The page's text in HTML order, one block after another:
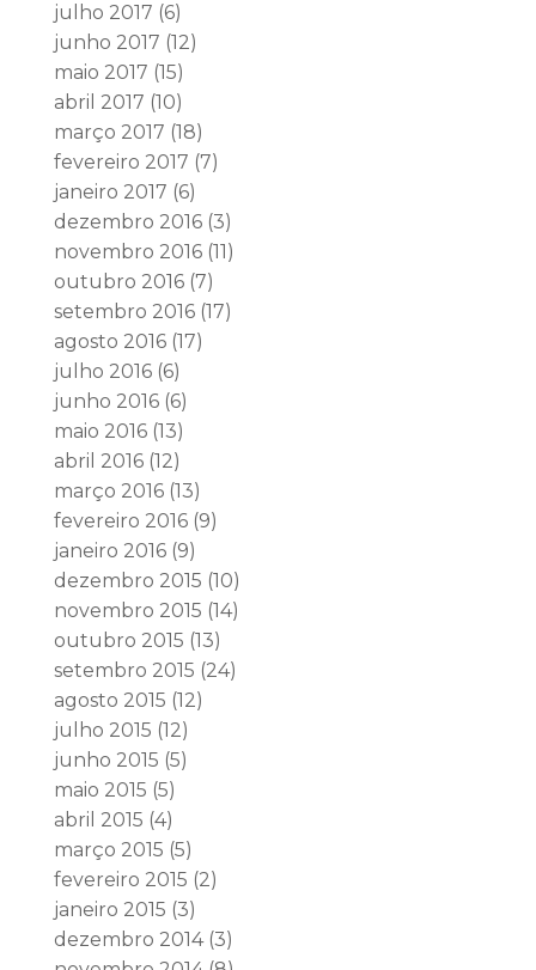
julho 2017 (6)
junho 2017 (12)
maio 2017 (15)
abril 2017 (10)
março 2017 (18)
fevereiro 2017 (7)
janeiro 2017 (6)
dezembro 2016(3)
novembro 2016(11)
outubro 2016(7)
setembro 2016(17)
agosto 2016(17)
julho 2016(6)
junho 2016(6)
maio 2016(13)
abril 2016(12)
março 2016(13)
fevereiro 2016(9)
janeiro 2016(9)
dezembro 2015 (10)
novembro 2015 (14)
outubro 2015 (13)
setembro 2015 (24)
agosto 2015 (12)
julho 2015 (12)
junho 2015 (5)
maio 2015 (5)
abril 2015 (4)
março 2015 (5)
fevereiro 2015 (2)
janeiro 2015 (3)
dezembro 2014(3)